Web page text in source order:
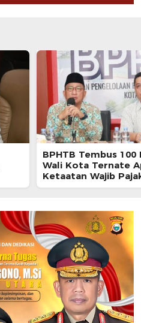
BPHTB Tembus 100
Wali Kota Ternate
Ketaatan Wajib